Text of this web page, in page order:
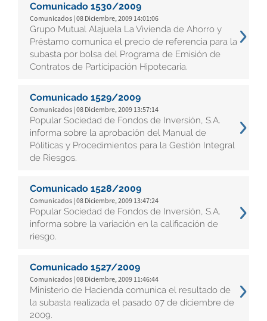
Comunicado 1530/2009
Comunicados | 08 Diciembre, 2009 14:01:06
Grupo Mutual Alajuela La Vivienda de Ahorro y
Préstamo comunica el precio de referencia para la
subasta por bolsa del Programa de Emisión de
Contratos de Participación Hipotecaria.
Comunicado 1529/2009
Comunicados | 08 Diciembre, 2009 13:57:14
Popular Sociedad de Fondos de Inversión, S.A.
informa sobre la aprobación del Manual de
Póliticas y Procedimientos para la Gestión Integral
de Riesgos.
Comunicado 1528/2009
Comunicados | 08 Diciembre, 2009 13:47:24
Popular Sociedad de Fondos de Inversión, S.A.
informa sobre la variación en la calificación de
riesgo.
Comunicado 1527/2009
Comunicados | 08 Diciembre, 2009 11:46:44
Ministerio de Hacienda comunica el resultado de
la subasta realizada el pasado 07 de diciembre de
2009.